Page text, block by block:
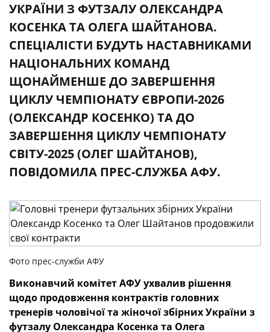
УКРАЇНИ З ФУТЗАЛУ ОЛЕКСАНДРА
КОСЕНКА ТА ОЛЕГА ШАЙТАНОВА.
СПЕЦІАЛІСТИ БУДУТЬ НАСТАВНИКАМИ
НАЦІОНАЛЬНИХ КОМАНД
ЩОНАЙМЕНШЕ ДО ЗАВЕРШЕННЯ
ЦИКЛУ ЧЕМПІОНАТУ ЄВРОПИ-2026
(ОЛЕКСАНДР КОСЕНКО) ТА ДО
ЗАВЕРШЕННЯ ЦИКЛУ ЧЕМПІОНАТУ
СВІТУ-2025 (ОЛЕГ ШАЙТАНОВ),
ПОВІДОМИЛА ПРЕС-СЛУЖБА АФУ.
Фото прес-служби АФУ
Виконавчий комітет АФУ ухвалив рішення
щодо продовження контрактів головних
тренерів чоловічої та жіночої збірних України з
футзалу Олександра Косенка та Олега